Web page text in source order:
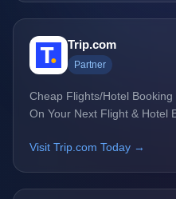
Trip.com
Partner
Cheap Flights/Hotel
On Your Next Flight & Hotel
Visit Trip.com Today →